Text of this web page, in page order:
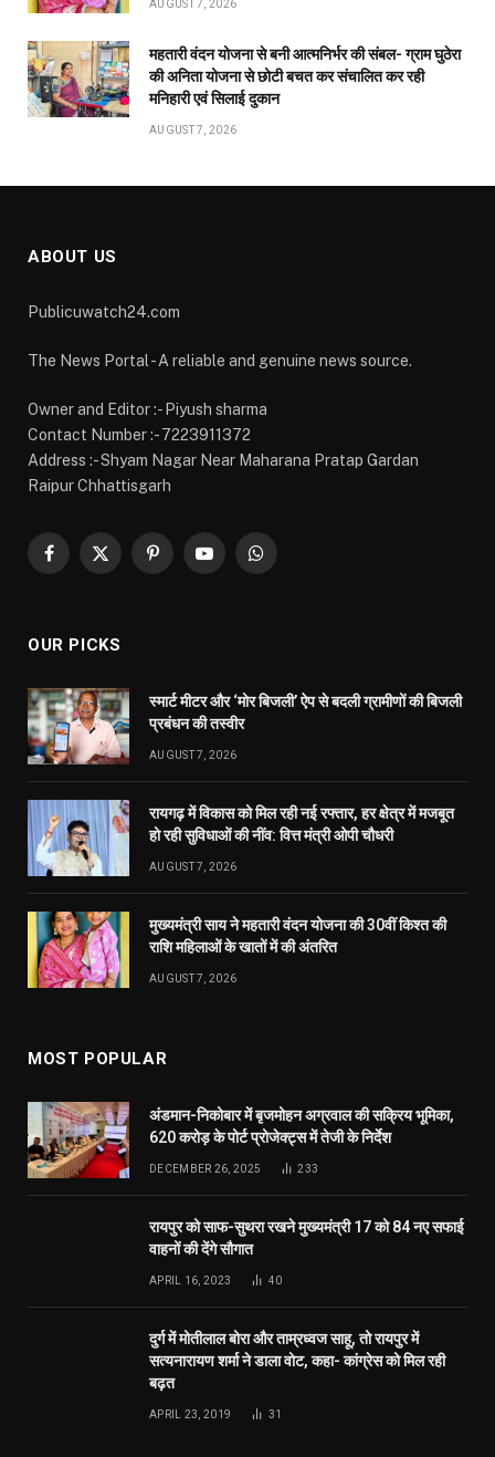
AUGUST 7, 2026
महतारी वंदन योजना से बनी आत्मनिर्भर की संबल- ग्राम घुठेरा
की अनिता योजना से छोटी बचत कर संचालित कर रही
मनिहारी एवं सिलाई दुकान
AUGUST 7, 2026
ABOUT US
Publicuwatch24.com
The News Portal - A reliable and genuine news source.
Owner and Editor :- Piyush sharma
Contact Number :- 7223911372
Address :- Shyam Nagar Near Maharana Pratap Gardan
Raipur Chhattisgarh
Facebook
X
PinterestYouTubeWhatsApp
OUR PICKS
स्मार्ट मीटर और ‘मोर बिजली’ ऐप से बदली ग्रामीणों की बिजली
प्रबंधन की तस्वीर
AUGUST 7, 2026
रायगढ़ में विकास को मिल रही नई रफ्तार, हर क्षेत्र में मजबूत
हो रही सुविधाओं की नींव: वित्त मंत्री ओपी चौधरी
AUGUST 7, 2026
मुख्यमंत्री साय ने महतारी वंदन योजना की 30वीं किश्त की
राशि महिलाओं के खातों में की अंतरित
AUGUST 7, 2026
MOST POPULAR
अंडमान-निकोबार में बृजमोहन अग्रवाल की सक्रिय भूमिका,
620 करोड़ के पोर्ट प्रोजेक्ट्स में तेजी के निर्देश
DECEMBER 26, 2025 233
रायपुर को साफ-सुथरा रखने मुख्यमंत्री 17 को 84 नए सफाई
वाहनों की देंगे सौगात
APRIL 16, 2023 40
दुर्ग में मोतीलाल बोरा और ताम्रध्वज साहू, तो रायपुर में
सत्यनारायण शर्मा ने डाला वोट, कहा- कांग्रेस को मिल रही
बढ़त
APRIL 23, 2019 31